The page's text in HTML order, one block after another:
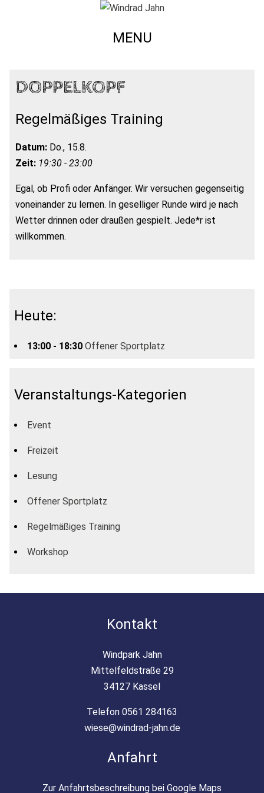
MENU
DOPPELKOPF
Regelmäßiges Training
Datum: Do., 15.8.
Zeit: 19:30 - 23:00
Egal, ob Profi oder Anfänger. Wir versuchen gegenseitig
voneinander zu lernen. In geselliger Runde wird je nach
Wetter drinnen oder draußen gespielt. Jede*r ist
willkommen.
Heute:
13:00 - 18:30 Offener Sportplatz
Veranstaltungs-Kategorien
Event
Freizeit
Lesung
Offener Sportplatz
Regelmäßiges Training
Workshop
Kontakt
Windpark Jahn
Mittelfeldstraße 29
34127 Kassel
Telefon 0561 284163
wiese@windrad-jahn.de
Anfahrt
Zur Anfahrtsbeschreibung bei Google Maps